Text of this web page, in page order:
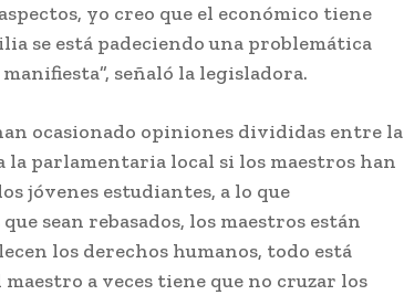
yo creo que el económico tiene
se está padeciendo una problemática
señaló la legisladora.
ocasionado opiniones divididas entre la
la parlamentaria local si los maestros han
jóvenes estudiantes, a lo que
sean rebasados, los maestros están
los derechos humanos, todo está
a veces tiene que no cruzar los